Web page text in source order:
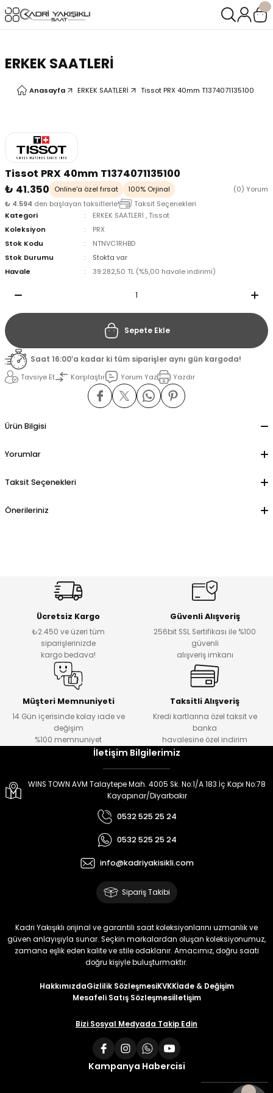
ERKEK SAATLERİ
Anasayfa ERKEK SAATLERİ Tissot PRX 40mm T1374071135100
Tissot PRX 40mm T1374071135100
₺ 41.350
Online'a özel fırsat 100% Orjinal
(0) Yorum
₺ 4.594 den başlayan taksitlerle!
Taksit Seçenekleri
Kategori
ERKEK SAATLERİ ,Tissot
Koleksiyon
PRX
Stok Kodu
NTNVC1RHBD
Stok Durumu
Stokta var
Havale
39.282,50 TL (%5,00 havale indirimi)
Sepete Ekle
Saat 16:00’a kadar ki tüm siparişler aynı gün kargoda!
Tavsiye Et
Karşılaştır Yorum Yaz Yazdır
Ürün Bilgisi
Yorumlar
Taksit Seçenekleri
Önerileriniz
Ücretsiz Kargo
₺2.450 ve üzeri tüm
siparişlerinizde
kargo bedava!
Güvenli Alışveriş
256bit SSL Sertifikası ile %100
güvenli
alışveriş imkanı
Müşteri Memnuniyeti
14 Gün içerisinde kolay iade ve
değişim
%100 memnuniyet
Taksitli Alışveriş
Kredi kartlarına özel taksit ve
banka
havalesine özel indirim
İletişim Bilgilerimiz
WINS TOWN AVM Talaytepe Mah. 4005 Sk. No:1/A 183 İç Kapı No:78
Kayapınar/Diyarbakır
0532 525 25 24
0532 525 25 24
info@kadriyakisikli.com
Sipariş Takibi
Kadri Yakışıklı orijinal ve garantili saat koleksiyonlarını uzmanlık ve
güven anlayışıyla sunar. Seçkin markalardan oluşan koleksiyonumuz,
zamana eşlik eden kalite ve stile odaklanır. Amacımız, doğru saati
doğru kişiyle buluşturmaktır.
HakkımızdaGizlilik SözleşmesiKVKKİade & Değişim
Mesafeli Satış Sözleşmesiİletişim
Bizi Sosyal Medyada Takip Edin
Kampanya Habercisi
Geri Dön
Geri Dön